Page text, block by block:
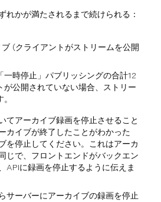
れかが満たされるまで続けられる：
(クライアントがストリームを公開
一時停止」パブリッシングの合計12
が公開されていない場合、ストリー
てアーカイブ録画を停止させること
カイブが終了したことがわかった
を停止してください。これはアーカ
じで、フロントエンドがバックエン
APIに録画を停止するように伝えま
サーバーにアーカイブの録画を停止